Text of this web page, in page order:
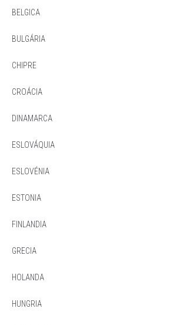
BELGICA
BULGÁRIA
CHIPRE
CROÁCIA
DINAMARCA
ESLOVÁQUIA
ESLOVÉNIA
ESTONIA
FINLANDIA
GRECIA
HOLANDA
HUNGRIA